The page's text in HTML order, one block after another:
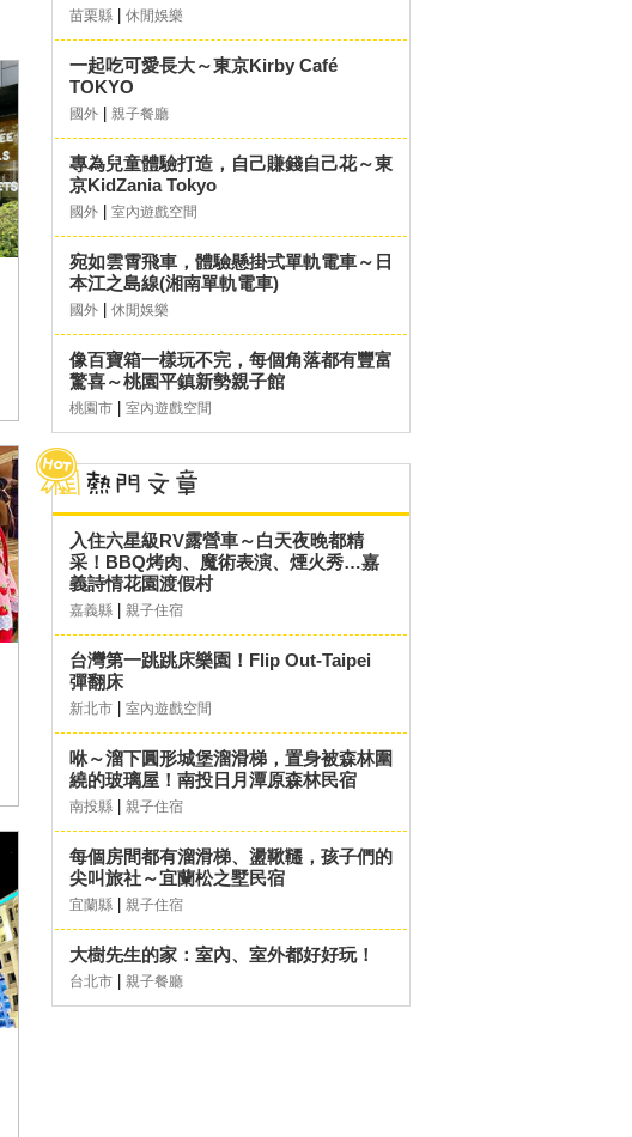
苗栗縣 休閒娛樂
一起吃可愛長大～東京Kirby Café
TOKYO
國外 親子餐廳
專為兒童體驗打造，自己賺錢自己花～東
京KidZania Tokyo
國外 室內遊戲空間
宛如雲霄飛車，體驗懸掛式單軌電車～日
本江之島線(湘南單軌電車)
國外 休閒娛樂
像百寶箱一樣玩不完，每個角落都有豐富
驚喜～桃園平鎮新勢親子館
桃園市 室內遊戲空間
入住六星級RV露營車～白天夜晚都精
采！BBQ烤肉、魔術表演、煙火秀…嘉
義詩情花園渡假村
嘉義縣 親子住宿
台灣第一跳跳床樂園！Flip Out-Taipei
彈翻床
新北市 室內遊戲空間
咻～溜下圓形城堡溜滑梯，置身被森林圍
繞的玻璃屋！南投日月潭原森林民宿
南投縣 親子住宿
每個房間都有溜滑梯、盪鞦韆，孩子們的
尖叫旅社～宜蘭松之墅民宿
宜蘭縣 親子住宿
大樹先生的家：室內、室外都好好玩！
台北市 親子餐廳